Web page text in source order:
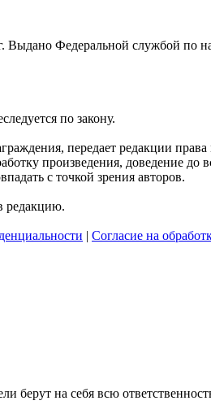
Федеральной службой по
по закону.
передает редакции
произведения, доведение
с точкой зрения авторов.
редакцию.
| Согласие на
берут на себя всю